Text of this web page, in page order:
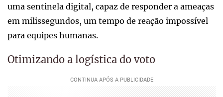
uma sentinela digital, capaz de responder a ameaças
em milissegundos, um tempo de reação impossível
para equipes humanas.
Otimizando a logística do voto